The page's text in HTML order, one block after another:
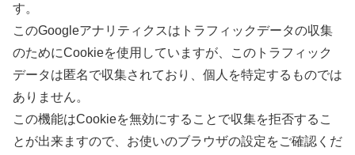
す。
このGoogleアナリティクスはトラフィックデータの収集
のためにCookieを使用していますが、このトラフィック
データは匿名で収集されており、個人を特定するものでは
ありません。
この機能はCookieを無効にすることで収集を拒否するこ
とが出来ますので、お使いのブラウザの設定をご確認くだ